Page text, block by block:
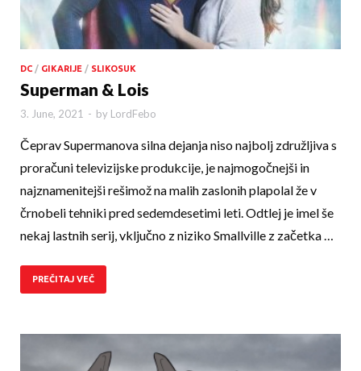
DC / GIKARIJE / SLIKOSUK
Superman & Lois
3. June, 2021 - by LordFebo
Čeprav Supermanova silna dejanja niso najbolj združljiva s
proračuni televizijske produkcije, je najmogočnejši in
najznamenitejši rešimož na malih zaslonih plapolal že v
črnobeli tehniki pred sedemdesetimi leti. Odtlej je imel še
nekaj lastnih serij, vključno z niziko Smallville z začetka …
PREČITAJ VEČ